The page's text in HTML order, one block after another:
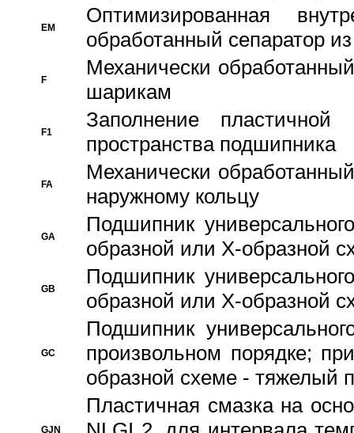
EM
Оптимизированная
обработанный сепаратор
F
Механически
шарикам
F1
Заполнение
пространства подшипника
FA
Механически
наружному кольцу
GA
Подшипник
образной или Х-образной
GB
Подшипник
образной или Х-образной
GC
Подшипник
произвольном порядке;
образной схеме - тяжелый
GJN
Пластичная смазка на